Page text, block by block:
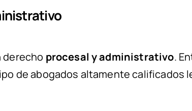
derecho procesal y administrativo.
de abogados altamente calificados